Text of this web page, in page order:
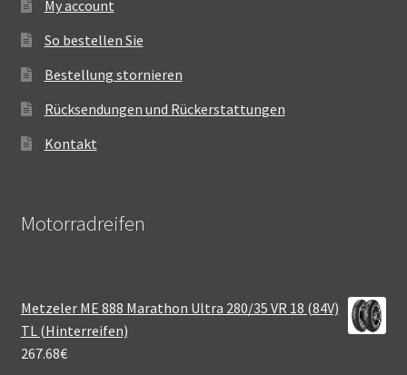
My account
So bestellen Sie
Bestellung stornieren
Rücksendungen und Rückerstattungen
Kontakt
Motorradreifen
Metzeler ME 888 Marathon Ultra 280/35 VR 18 (84V)
TL (Hinterreifen)
267.68€